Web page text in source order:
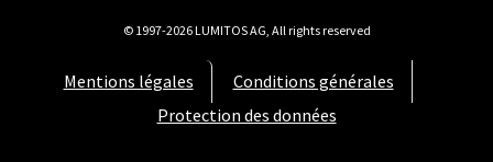
Mentions légales
Conditions générales
Protection des données
© 1997-2026 LUMITOS AG, All rights reserved